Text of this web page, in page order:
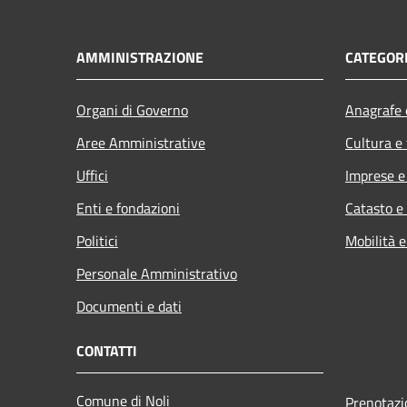
AMMINISTRAZIONE
Organi di Governo
Aree Amministrative
Uffici
Enti e fondazioni
Politici
Personale Amministrativo
Documenti e dati
Cultura
Imprese
Catasto
Mobilità
CONTATTI
Comune di Noli